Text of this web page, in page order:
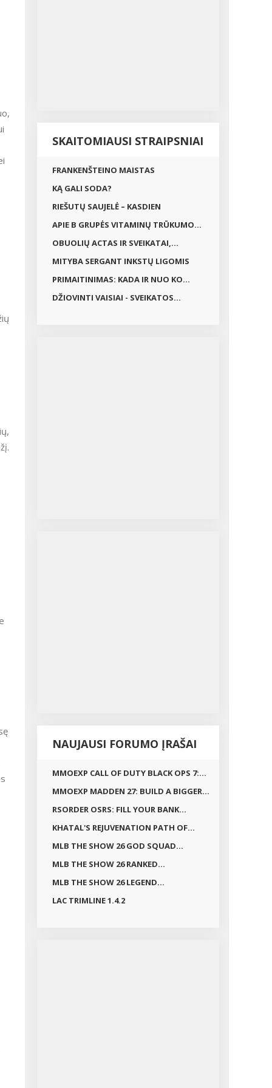
SKAITOMIAUSI STRAIPSNIAI
FRANKENŠTEINO MAISTAS
KĄ GALI SODA?
RIEŠUTŲ SAUJELĖ – KASDIEN
APIE B GRUPĖS VITAMINŲ TRŪKUMO...
OBUOLIŲ ACTAS IR SVEIKATAI,...
MITYBA SERGANT INKSTŲ LIGOMIS
PRIMAITINIMAS: KADA IR NUO KO...
DŽIOVINTI VAISIAI - SVEIKATOS...
NAUJAUSI FORUMO ĮRAŠAI
MMOEXP CALL OF DUTY BLACK OPS 7:...
MMOEXP MADDEN 27: BUILD A BIGGER...
RSORDER OSRS: FILL YOUR BANK...
KHATAL'S REJUVENATION PATH OF...
MLB THE SHOW 26 GOD SQUAD...
MLB THE SHOW 26 RANKED...
MLB THE SHOW 26 LEGEND...
LAC TRIMLINE 1.4.2